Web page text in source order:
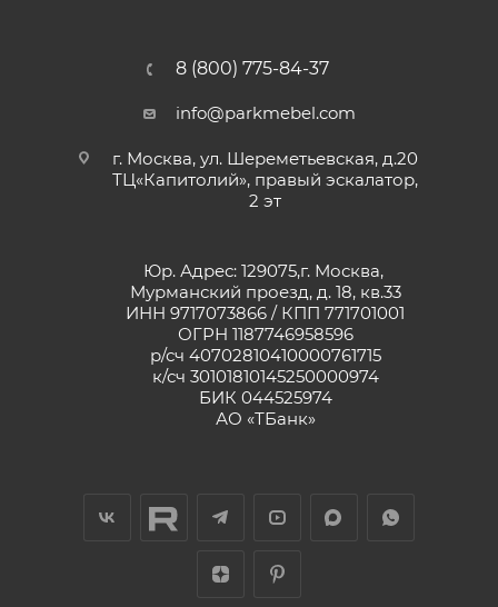
8 (800) 775-84-37
info@parkmebel.com
г. Москва, ул. Шереметьевская, д.20
ТЦ«Капитолий», правый эскалатор,
2 эт
Юр. Адрес: 129075,г. Москва,
Мурманский проезд, д. 18, кв.33
ИНН 9717073866 / КПП 771701001
ОГРН 1187746958596
р/сч 40702810410000761715
к/сч 30101810145250000974
БИК 044525974
АО «ТБанк»